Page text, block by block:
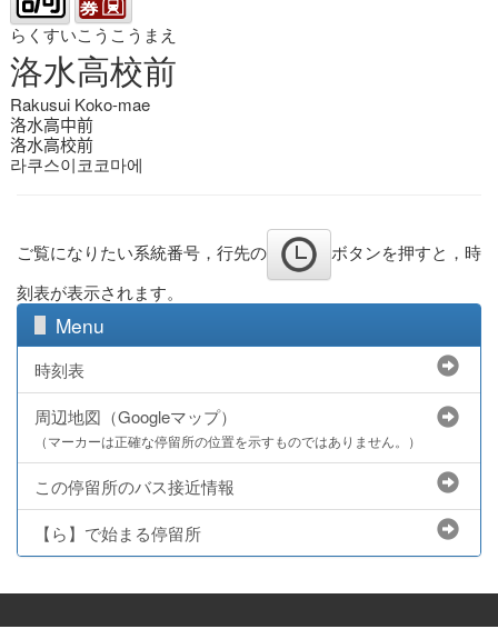
らくすいこうこうまえ
洛水高校前
Rakusui Koko-mae
洛水高中前
洛水高校前
라쿠스이코코마에
ご覧になりたい系統番号，行先の
ボタンを押すと，時
刻表が表示されます。
Menu
時刻表
周辺地図（Googleマップ）
（マーカーは正確な停留所の位置を示すものではありません。）
この停留所のバス接近情報
【ら】で始まる停留所